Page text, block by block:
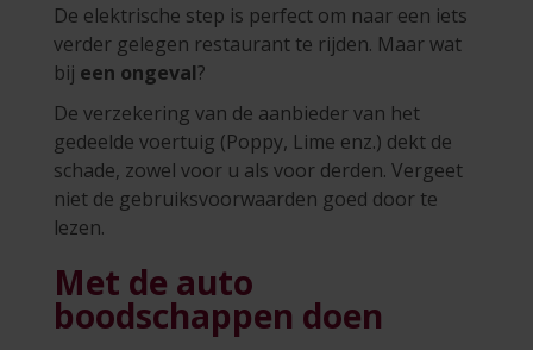
De elektrische step is perfect om naar een iets
verder gelegen restaurant te rijden. Maar wat
bij een ongeval?
De verzekering van de aanbieder van het
gedeelde voertuig (Poppy, Lime enz.) dekt de
schade, zowel voor u als voor derden. Vergeet
niet de gebruiksvoorwaarden goed door te
lezen.
Met de auto
boodschappen doen